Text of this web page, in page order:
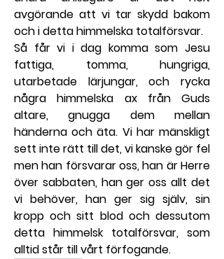
avgörande att vi tar skydd bakom
och i detta himmelska totalförsvar.
Så får vi i dag komma som Jesu
fattiga, tomma, hungriga,
utarbetade lärjungar, och rycka
några himmelska ax från Guds
altare, gnugga dem mellan
händerna och äta. Vi har mänskligt
sett inte rätt till det, vi kanske gör fel
men han försvarar oss, han är Herre
över sabbaten, han ger oss allt det
vi behöver, han ger sig själv, sin
kropp och sitt blod och dessutom
detta himmelsk totalförsvar, som
alltid står till vårt förfogande.